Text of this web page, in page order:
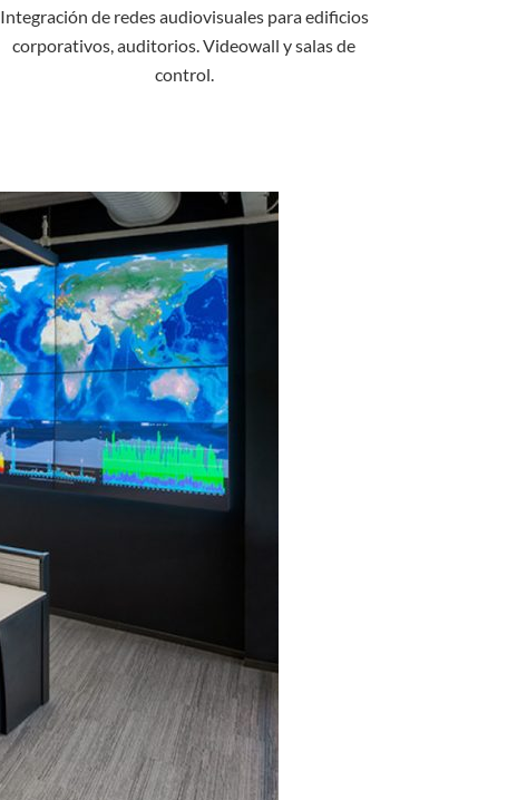
Integración de redes audiovisuales para edificios
corporativos, auditorios. Videowall y salas de
control.